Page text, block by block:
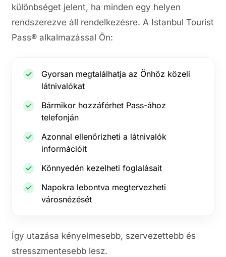
különbséget jelent, ha minden egy helyen
rendszerezve áll rendelkezésre. A Istanbul Tourist
Pass® alkalmazással Ön:
Gyorsan megtalálhatja az Önhöz közeli
látnivalókat
Bármikor hozzáférhet Pass-ához
telefonján
Azonnal ellenőrizheti a látnivalók
információit
Könnyedén kezelheti foglalásait
Napokra lebontva megtervezheti
városnézését
Így utazása kényelmesebb, szervezettebb és
stresszmentesebb lesz.